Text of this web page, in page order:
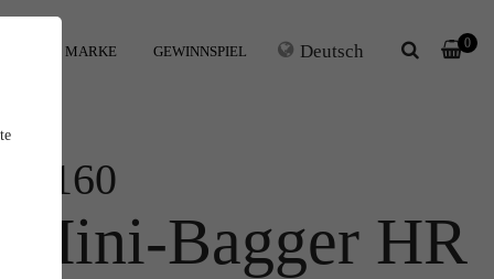
IHRE MARKE GEWINNSPIEL Deutsch 0
1:160
Mini-Bagger HR